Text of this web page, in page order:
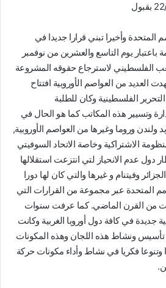
وأخيرا تبني قرارا جديدا في
العامة باعتبار يوم التاسع والعشرين من نوفمبر
الفلسطيني لاسترجاع حقوقه المشروعة
العديد من العواصم الأوروبية افتتاح
الفلسطينية وكان للطلبة
وتسيير هذه المكاتب كما هو الحال في
وروما وغيرها من العواصم الأوروبية,
الاشتراكية وخاصة الاتحاد السوفيتي
دول عدم الانحياز لتي انتزعت استقلالها
وفيتنام و غيرها والتي كان لها دورا
عبر مجموعة من القرارات التي
من القرن الماضي. كما عرفت سنوات
جديدة في كافة دول أوروبا الغربية وكانت
تأسيس ونشاط هذه اللجان وهذه المكونات
فكريا في نشاط وأداء مكونات حركة